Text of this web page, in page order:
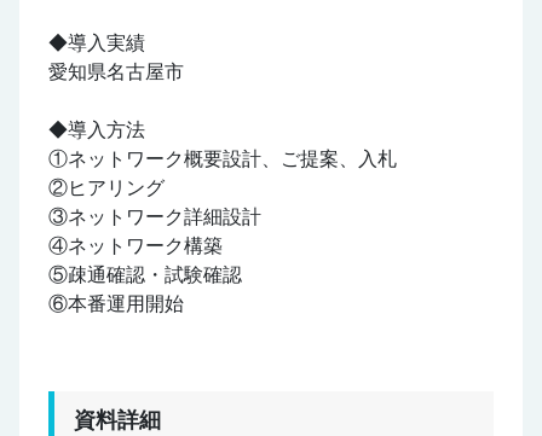
◆導入実績
愛知県名古屋市
◆導入方法
①ネットワーク概要設計、ご提案、入札
②ヒアリング
③ネットワーク詳細設計
④ネットワーク構築
⑤疎通確認・試験確認
⑥本番運用開始
資料詳細